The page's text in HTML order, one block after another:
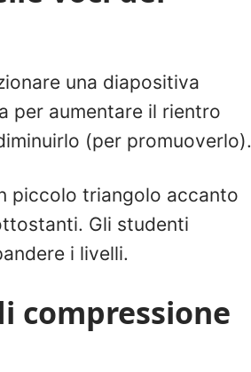
una diapositiva
per aumentare il rientro
(per promuoverlo).
piccolo triangolo accanto
Gli studenti
i livelli.
compressione